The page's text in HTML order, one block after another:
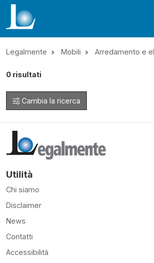
Legalmente Mobili Arredamento e
0 risultati
Cambia la ricerca
Utilità
Chi siamo
Disclaimer
News
Contatti
Accessibilità